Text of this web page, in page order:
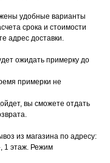
удобные варианты
срока и стоимости
адрес доставки.
ожидать примерку до
примерки не
вы сможете отдать
из магазина по адресу:
1 этаж. Режим